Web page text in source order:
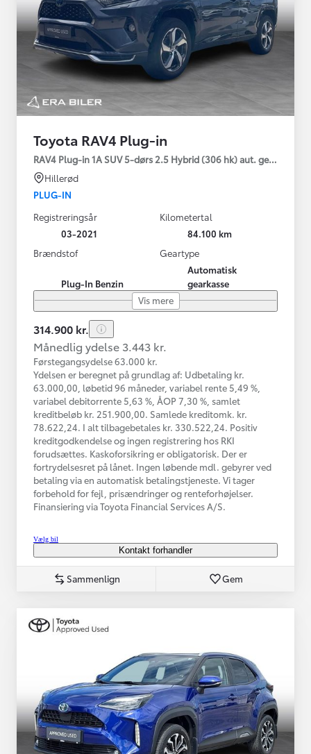
Toyota RAV4 Plug-in
RAV4 Plug-in 1A SUV 5-dørs 2.5 Hybrid (306 hk) aut. gear
Hillerød
PLUG-IN
Registreringsår
03-2021
Kilometertal
84.100 km
Brændstof
Plug-In Benzin
Geartype
Automatisk
gearkasse
Vis mere
314.900 kr.
Månedlig ydelse 3.443 kr.
Førstegangsydelse 63.000 kr.
Ydelsen er beregnet på grundlag af: Udbetaling kr.
63.000,00, løbetid 96 måneder, variabel rente 5,49 %,
variabel debitorrente 5,63 %, ÅOP 7,30 %, samlet
kreditbeløb kr. 251.900,00. Samlede kreditomk. kr.
78.622,24. I alt tilbagebetales kr. 330.522,24. Positiv
kreditgodkendelse og ingen registrering hos RKI
forudsættes. Kaskoforsikring er obligatorisk. Der er
fortrydelsesret på lånet. Ingen løbende mdl. gebyrer ved
betaling via en automatisk betalingstjeneste. Vi tager
forbehold for fejl, prisændringer og renteforhøjelser.
Finansiering via Toyota Financial Services A/S.
Vælg bil
Kontakt forhandler
Sammenlign Gem